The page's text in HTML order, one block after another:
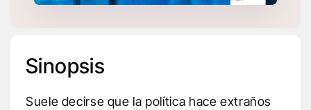
Sinopsis
Suele decirse que la política hace extraños